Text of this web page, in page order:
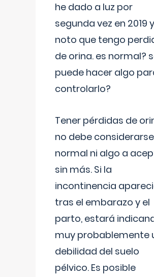
he dado a luz por
segunda vez en 2019 y
noto que tengo
de orina. es normal?
puede hacer algo
controlarlo?
Tener pérdidas de
no debe considerarse
normal ni algo a
sin más. Si la
incontinencia
tras el embarazo y el
parto, estará
muy probablemente
debilidad del suelo
pélvico. Es posible